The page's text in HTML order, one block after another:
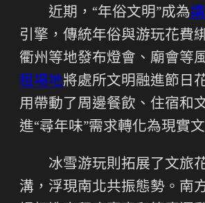
近期，“年俗文明”成為
引擎，傳統年俗與游玩花費
衢州等地發布燈會、廟會等
租場地將處所文明融進節日
用帶動了周邊餐飲、住宿和
進“尋年味”需求轉化為現實
冰雪游玩則拓展了文旅
溝，浮現南北共振態勢。南